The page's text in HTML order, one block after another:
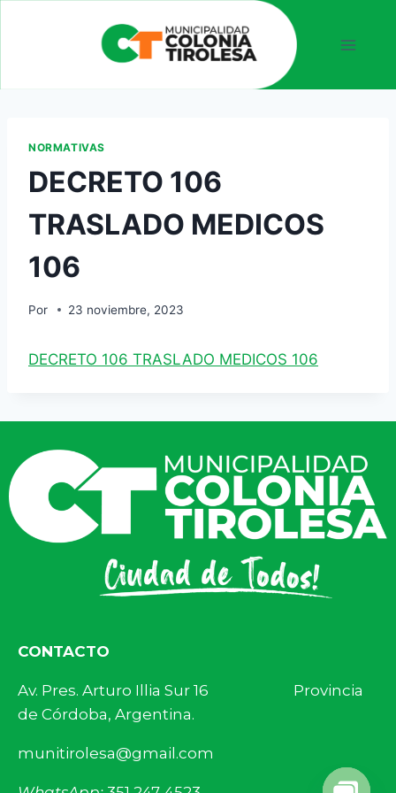
NORMATIVAS
DECRETO 106
TRASLADO MEDICOS
106
Por 23 noviembre, 2023
DECRETO 106 TRASLADO MEDICOS 106
CONTACTO
Av. Pres. Arturo Illia Sur 16 Provincia
de Córdoba, Argentina.
munitirolesa@gmail.com